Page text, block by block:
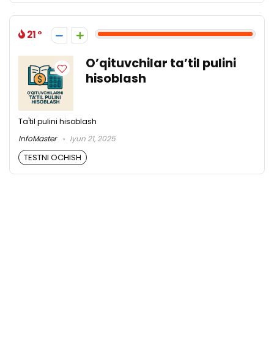
21
O’qituvchilar ta’til pulini
hisoblash
Ta'til pulini hisoblash
InfoMaster
Iyun 21, 2025
TESTNI OCHISH